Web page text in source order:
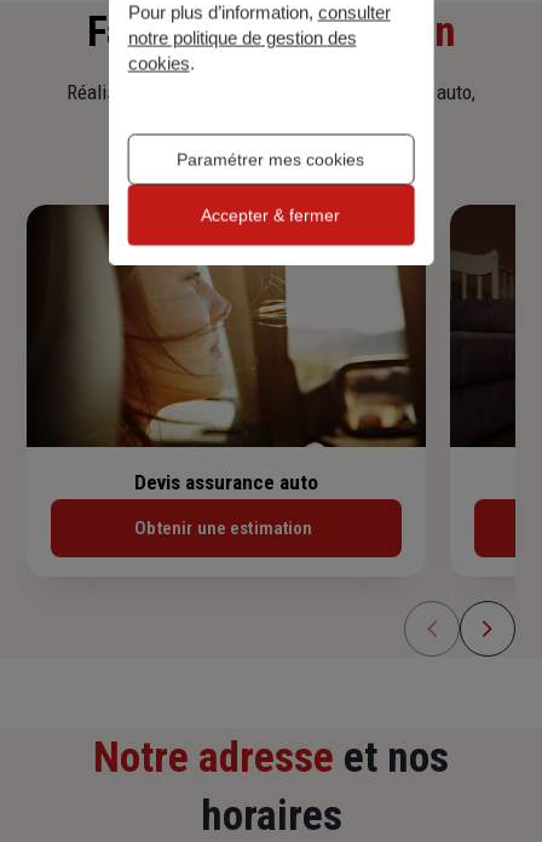
Faitesune simulation
Réalisez une simulation tarifaire d'assurance, auto,
Devis assurance auto
Obtenir une estimation
Notre adresse et nos
horaires
Pour plus d’information, consulter
notre politique de gestion des
cookies.
Paramétrer mes cookies
Accepter & fermer